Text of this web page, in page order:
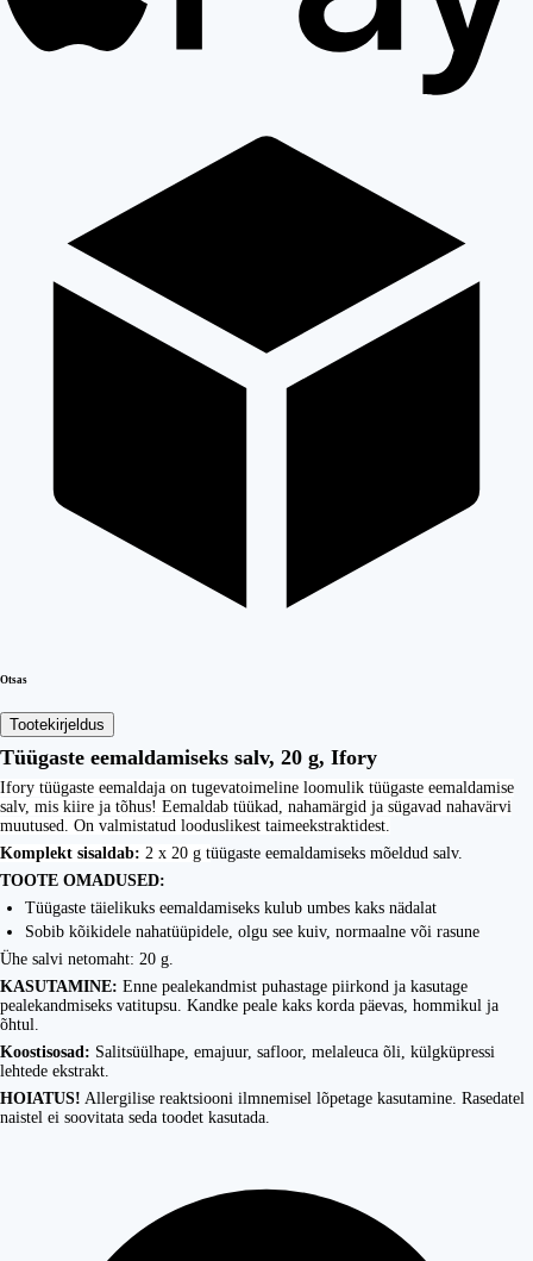
Otsas
Tootekirjeldus
Tüügaste eemaldamiseks salv, 20 g, Ifory
Ifory tüügaste eemaldaja on tugevatoimeline loomulik tüügaste eemaldamise
salv, mis kiire ja tõhus! Eemaldab tüükad, nahamärgid ja sügavad nahavärvi
muutused. On valmistatud looduslikest taimeekstraktidest.
Komplekt sisaldab: 2 x 20 g tüügaste eemaldamiseks mõeldud salv.
TOOTE OMADUSED:
Tüügaste täielikuks eemaldamiseks kulub umbes kaks nädalat
Sobib kõikidele nahatüüpidele, olgu see kuiv, normaalne või rasune
Ühe salvi netomaht: 20 g.
KASUTAMINE: Enne pealekandmist puhastage piirkond ja kasutage
pealekandmiseks vatitupsu. Kandke peale kaks korda päevas, hommikul ja
õhtul.
Koostisosad: Salitsüülhape, emajuur, safloor, melaleuca õli, külgküpressi
lehtede ekstrakt.
HOIATUS! Allergilise reaktsiooni ilmnemisel lõpetage kasutamine. Rasedatel
naistel ei soovitata seda toodet kasutada.